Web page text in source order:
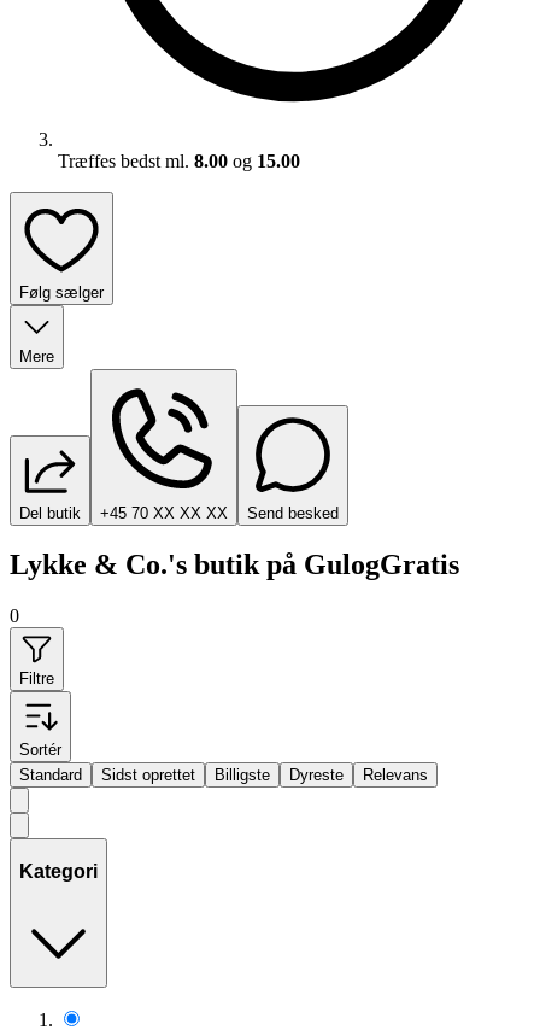
Træffes bedst ml. 8.00 og 15.00
Følg sælger
Mere
Del butik +45 70 XX XX XX Send besked
Lykke & Co.'s butik på GulogGratis
0
Filtre
Sortér
Standard
Sidst oprettet Billigste Dyreste Relevans
Kategori